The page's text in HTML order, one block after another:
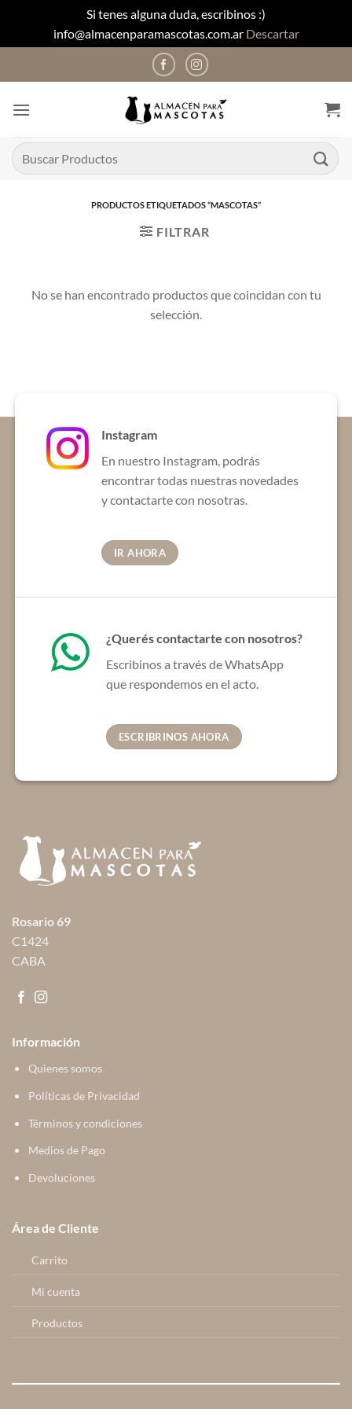
Si tenes alguna duda, escribinos :)
info@almacenparamascotas.com.ar Descartar
Buscar
por:
PRODUCTOS ETIQUETADOS “MASCOTAS”
FILTRAR
No se han encontrado productos que coincidan con tu
selección.
Instagram
En nuestro Instagram, podrás
encontrar todas nuestras novedades
y contactarte con nosotras.
IR AHORA
¿Querés contactarte con nosotros?
Escribinos a través de WhatsApp
que respondemos en el acto.
ESCRIBRINOS AHORA
Rosario 69
C1424
CABA
Información
Quienes somos
Políticas de Privacidad
Términos y condiciones
Medios de Pago
Devoluciones
Área de Cliente
Carrito
Mi cuenta
Productos